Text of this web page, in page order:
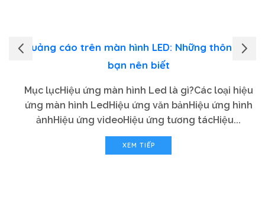
Quảng cáo trên màn hình LED: Những thông tin
bạn nên biết
Mục lụcHiệu ứng màn hình Led là gì?Các loại hiệu
ứng màn hình LedHiệu ứng văn bảnHiệu ứng hình
ảnhHiệu ứng videoHiệu ứng tương tácHiệu...
XEM TIẾP